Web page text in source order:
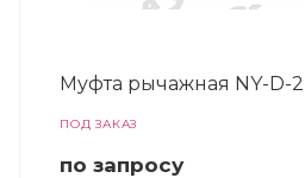
Муфта рычажная NY-D-2
ПОД ЗАКАЗ
по запросу